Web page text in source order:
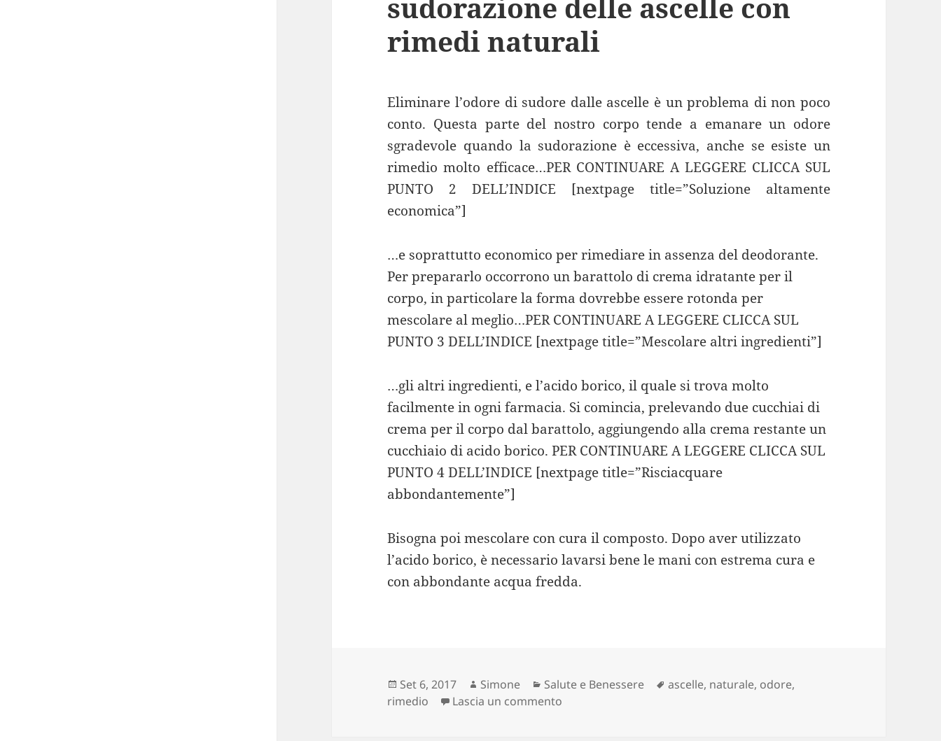
sudorazione delle ascelle con
rimedi naturali
Eliminare l’odore di sudore dalle ascelle è un problema di non poco
conto. Questa parte del nostro corpo tende a emanare un odore
sgradevole quando la sudorazione è eccessiva, anche se esiste un
rimedio molto efficace…PER CONTINUARE A LEGGERE CLICCA SUL
PUNTO 2 DELL’INDICE [nextpage title=”Soluzione altamente
economica”]
…e soprattutto economico per rimediare in assenza del deodorante.
Per prepararlo occorrono un barattolo di crema idratante per il
corpo, in particolare la forma dovrebbe essere rotonda per
mescolare al meglio…PER CONTINUARE A LEGGERE CLICCA SUL
PUNTO 3 DELL’INDICE [nextpage title=”Mescolare altri ingredienti”]
…gli altri ingredienti, e l’acido borico, il quale si trova molto
facilmente in ogni farmacia. Si comincia, prelevando due cucchiai di
crema per il corpo dal barattolo, aggiungendo alla crema restante un
cucchiaio di acido borico. PER CONTINUARE A LEGGERE CLICCA SUL
PUNTO 4 DELL’INDICE [nextpage title=”Risciacquare
abbondantemente”]
Bisogna poi mescolare con cura il composto. Dopo aver utilizzato
l’acido borico, è necessario lavarsi bene le mani con estrema cura e
con abbondante acqua fredda.
Scritto
il
Set 6, 2017 Autore
Simone Categorie
Salute e Benessere Tag
ascelle, naturale, odore,
rimedio
Lascia un commento